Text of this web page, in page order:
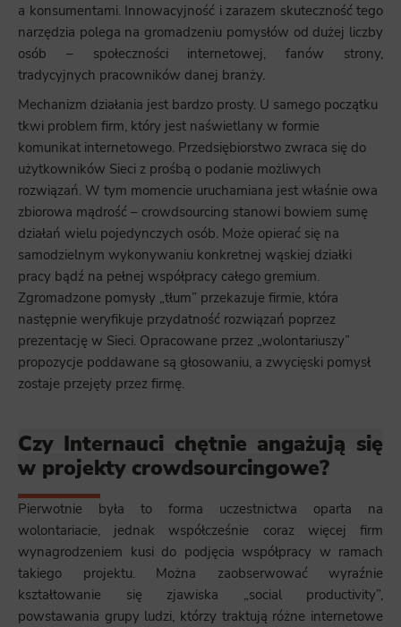
a konsumentami. Innowacyjność i zarazem skuteczność tego
narzędzia polega na gromadzeniu pomysłów od dużej liczby
osób – społeczności internetowej, fanów strony,
tradycyjnych pracowników danej branży.
Mechanizm działania jest bardzo prosty. U samego początku
tkwi problem firm, który jest naświetlany w formie
komunikat internetowego. Przedsiębiorstwo zwraca się do
użytkowników Sieci z prośbą o podanie możliwych
rozwiązań. W tym momencie uruchamiana jest właśnie owa
zbiorowa mądrość – crowdsourcing stanowi bowiem sumę
działań wielu pojedynczych osób. Może opierać się na
samodzielnym wykonywaniu konkretnej wąskiej działki
pracy bądź na pełnej współpracy całego gremium.
Zgromadzone pomysły „tłum” przekazuje firmie, która
następnie weryfikuje przydatność rozwiązań poprzez
prezentację w Sieci. Opracowane przez „wolontariuszy”
propozycje poddawane są głosowaniu, a zwycięski pomysł
zostaje przejęty przez firmę.
Czy Internauci chętnie angażują się
w projekty crowdsourcingowe?
Pierwotnie była to forma uczestnictwa oparta na
wolontariacie, jednak współcześnie coraz więcej firm
wynagrodzeniem kusi do podjęcia współpracy w ramach
takiego projektu. Można zaobserwować wyraźnie
kształtowanie się zjawiska „social productivity”,
powstawania grupy ludzi, którzy traktują różne internetowe